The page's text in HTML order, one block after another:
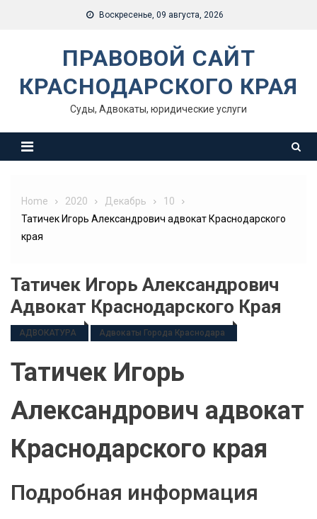
Воскресенье, 09 августа, 2026
ПРАВОВОЙ САЙТ
КРАСНОДАРСКОГО КРАЯ
Суды, Адвокаты, юридические услуги
Home 2020 Декабрь
10
Татичек Игорь Александрович адвокат Краснодарского
края
Татичек Игорь Александрович
Адвокат Краснодарского Края
АДВОКАТУРА Адвокаты Города Краснодара
Татичек Игорь
Александрович адвокат
Краснодарского края
Подробная информация